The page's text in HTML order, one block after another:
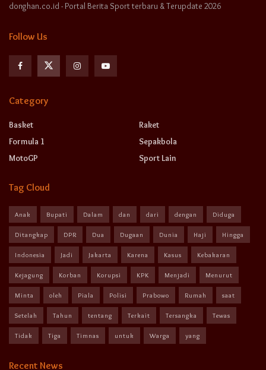
donghan.co.id - Portal Berita Sport terbaru & Terupdate 2026
Follow Us
Category
Basket
Formula 1
MotoGP
Raket
Sepakbola
Sport Lain
Tag Cloud
Anak Bupati Dalam dan dari dengan Diduga
Ditangkap DPR Dua Dugaan Dunia Haji Hingga
Indonesia Jadi Jakarta Karena Kasus Kebakaran
Kejagung Korban Korupsi KPK Menjadi Menurut
Minta oleh Piala Polisi Prabowo Rumah saat
Setelah Tahun tentang Terkait Tersangka Tewas
Tidak Tiga Timnas untuk Warga yang
Recent News